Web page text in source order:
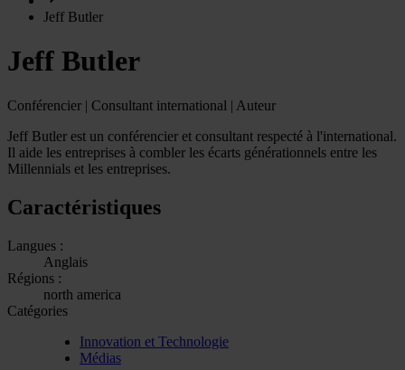
Jeff Butler
Jeff Butler
Conférencier | Consultant international | Auteur
Jeff Butler est un conférencier et consultant respecté à l'international.
Il aide les entreprises à combler les écarts générationnels entre les
Millennials et les entreprises.
Caractéristiques
Langues :
Anglais
Régions :
north america
Catégories
Innovation et Technologie
Médias